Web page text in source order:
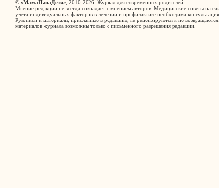
© «МамаПапаДети» , 2010-2026. Журнал для современных родителей
Мнение редакции не всегда совпадает с мнением авторов. Медицинские советы на
учета индивидуальных факторов в лечении и профилактике необходима
Рукописи и материалы, присланные в редакцию, не рецензируются и не
материалов журнала возможны только с письменного разрешения редакции.